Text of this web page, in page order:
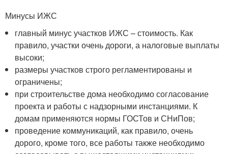
Минусы ИЖС
главный минус участков ИЖС – стоимость. Как
правило, участки очень дороги, а налоговые выплаты
высоки;
размеры участков строго регламентированы и
ограничены;
при строительстве дома необходимо согласование
проекта и работы с надзорными инстанциями. К
домам применяются нормы ГОСТов и СНиПов;
проведение коммуникаций, как правило, очень
дорого, кроме того, все работы также необходимо